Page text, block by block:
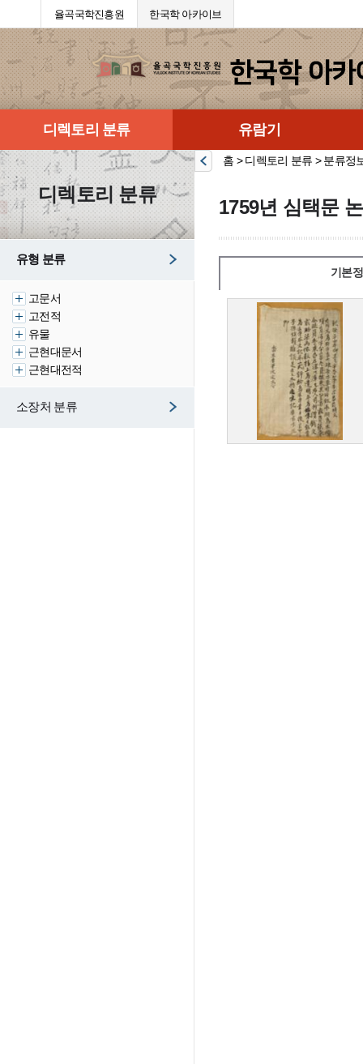
율곡국학진흥원 한국학 아카이브
디렉토리 분류 유람기
디렉토리 분류
유형 분류
고문서
고전적
유물
근현대문서
근현대전적
소장처 분류
홈 > 디렉토리 분류 > 분류정
1759년 심택문
기본